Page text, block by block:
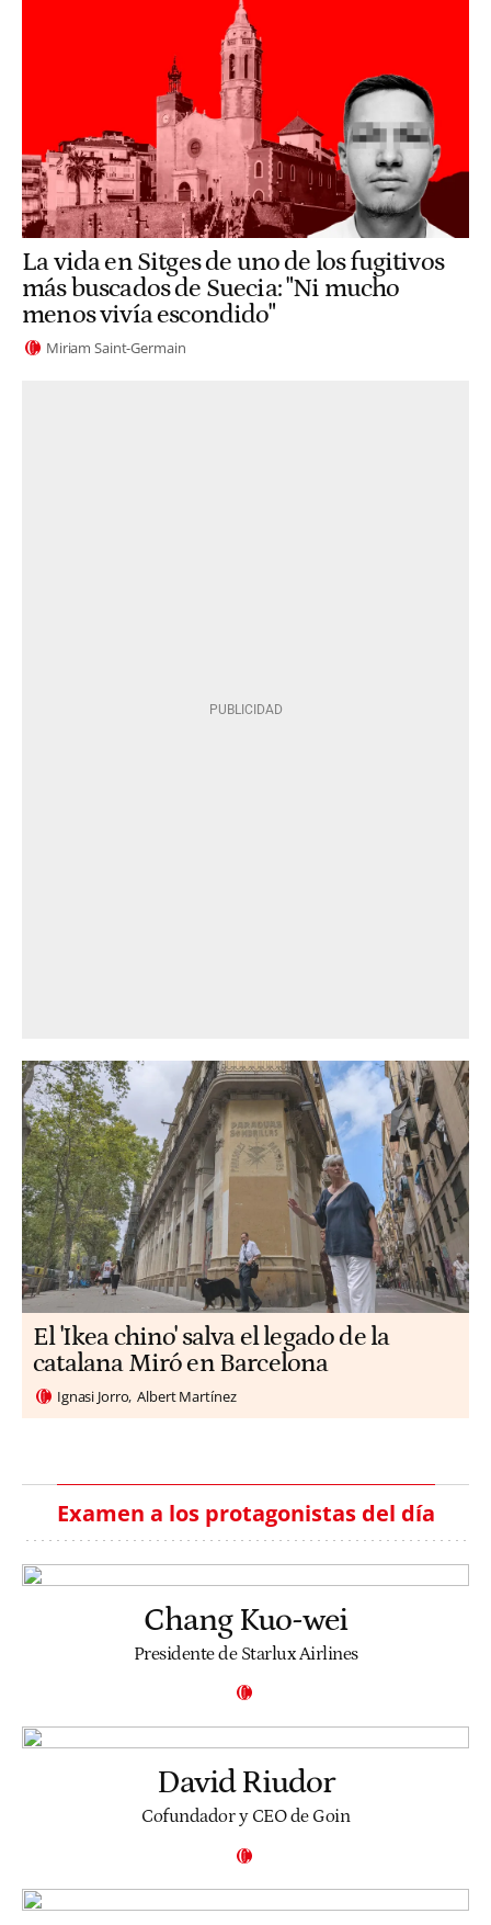
La vida en Sitges de uno de los fugitivos
más buscados de Suecia: "Ni mucho
menos vivía escondido"
Miriam Saint-Germain
El 'Ikea chino' salva el legado de la
catalana Miró en Barcelona
Ignasi Jorro Albert Martínez
Examen a los protagonistas del día
Chang Kuo-wei
Presidente de Starlux Airlines
David Riudor
Cofundador y CEO de Goin